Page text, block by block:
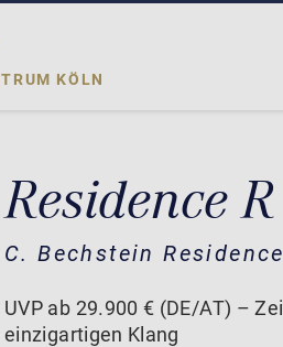
KÖLN
Residence
C. Bechstein Residence
UVP ab 29.900 € (DE/AT) –
einzigartigen Klang